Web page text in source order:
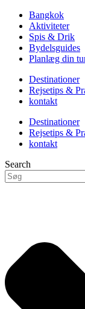
Bangkok
Aktiviteter
Spis & Drik
Bydelsguides
Planlæg din
Destinationer
Rejsetips &
kontakt
Destinationer
Rejsetips &
kontakt
Search